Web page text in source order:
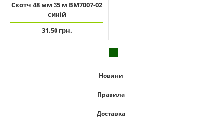
Скотч 48 мм 35 м ВМ7007-02
синій
31.50 грн.
Новини
Правила
Доставка